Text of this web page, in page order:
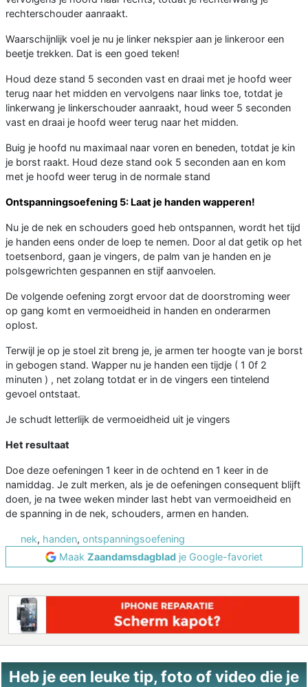
rechterschouder aanraakt.
Waarschijnlijk voel je nu je linker nekspier aan je linkeroor een
beetje trekken. Dat is een goed teken!
Houd deze stand 5 seconden vast en draai met je hoofd weer
terug naar het midden en vervolgens naar links toe, totdat je
linkerwang je linkerschouder aanraakt, houd weer 5 seconden
vast en draai je hoofd weer terug naar het midden.
Buig je hoofd nu maximaal naar voren en beneden, totdat je kin
je borst raakt. Houd deze stand ook 5 seconden aan en kom
met je hoofd weer terug in de normale stand
Ontspanningsoefening 5: Laat je handen wapperen!
Nu je de nek en schouders goed heb ontspannen, wordt het tijd
je handen eens onder de loep te nemen. Door al dat getik op het
toetsenbord, gaan je vingers, de palm van je handen en je
polsgewrichten gespannen en stijf aanvoelen.
De volgende oefening zorgt ervoor dat de doorstroming weer
op gang komt en vermoeidheid in handen en onderarmen
oplost.
Terwijl je op je stoel zit breng je, je armen ter hoogte van je borst
in gebogen stand. Wapper nu je handen een tijdje ( 1 0f 2
minuten ) , net zolang totdat er in de vingers een tintelend
gevoel ontstaat.
Je schudt letterlijk de vermoeidheid uit je vingers
Het resultaat
Doe deze oefeningen 1 keer in de ochtend en 1 keer in de
namiddag. Je zult merken, als je de oefeningen consequent blijft
doen, je na twee weken minder last hebt van vermoeidheid en
de spanning in de nek, schouders, armen en handen.
nek, handen, ontspanningsoefening
Maak Zaandamsdagblad je Google-favoriet
Heb je een leuke tip, foto of video die je